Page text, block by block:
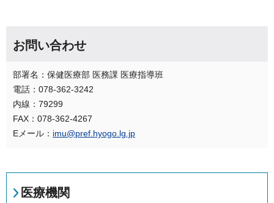
お問い合わせ
部署名：保健医療部 医務課 医療指導班
電話：078-362-3242
内線：79299
FAX：078-362-4267
Eメール： imu@pref.hyogo.lg.jp
医療機関